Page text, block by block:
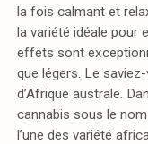
la fois calmant et
la variété idéale pour
effets sont
que légers. Le
d’Afrique australe.
cannabis sous le
l’une des variété